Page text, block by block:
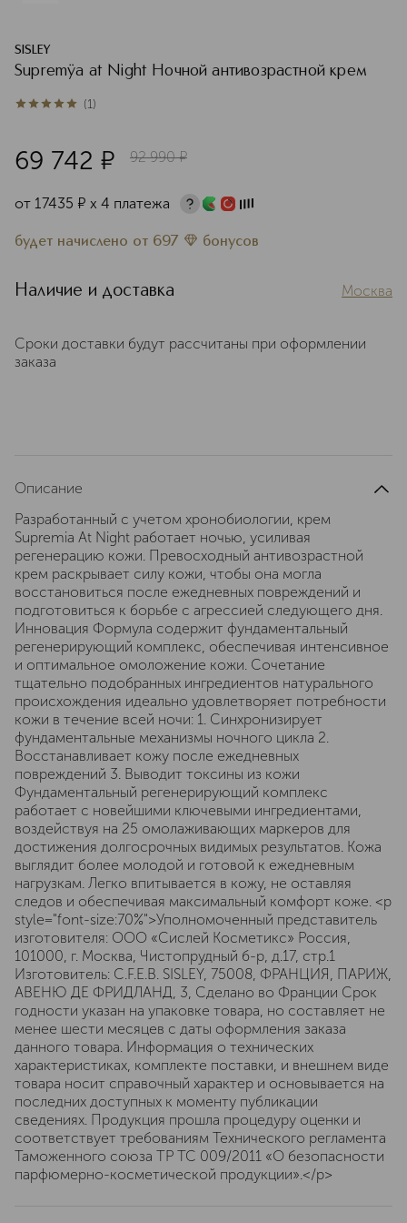
SISLEY
Supremÿa at Night Ночной антивозрастной крем
5из 51 (1)
69 742 ¤ 92 990 ¤
от 17435 ¤ х 4 платежа
будет начислено от 697 бонусов
Наличие и доставка Москва
Сроки доставки будут рассчитаны при оформлении
заказа
Описание
Разработанный с учетом хронобиологии, крем
Supremia At Night работает ночью, усиливая
регенерацию кожи. Превосходный антивозрастной
крем раскрывает силу кожи, чтобы она могла
восстановиться после ежедневных повреждений и
подготовиться к борьбе с агрессией следующего дня.
Инновация Формула содержит фундаментальный
регенерирующий комплекс, обеспечивая интенсивное
и оптимальное омоложение кожи. Сочетание
тщательно подобранных ингредиентов натурального
происхождения идеально удовлетворяет потребности
кожи в течение всей ночи: 1. Синхронизирует
фундаментальные механизмы ночного цикла 2.
Восстанавливает кожу после ежедневных
повреждений 3. Выводит токсины из кожи
Фундаментальный регенерирующий комплекс
работает с новейшими ключевыми ингредиентами,
воздействуя на 25 омолаживающих маркеров для
достижения долгосрочных видимых результатов. Кожа
выглядит более молодой и готовой к ежедневным
нагрузкам. Легко впитывается в кожу, не оставляя
следов и обеспечивая максимальный комфорт коже. <p
style="font-size:70%">Уполномоченный представитель
изготовителя: ООО «Сислей Косметикс» Россия,
101000, г. Москва, Чистопрудный б-р, д.17, cтр.1
Изготовитель: C.F.E.B. SISLEY, 75008, ФРАНЦИЯ, ПАРИЖ,
АВЕНЮ ДЕ ФРИДЛАНД, 3, Сделано во Франции Срок
годности указан на упаковке товара, но составляет не
менее шести месяцев с даты оформления заказа
данного товара. Информация о технических
характеристиках, комплекте поставки, и внешнем виде
товара носит справочный характер и основывается на
последних доступных к моменту публикации
сведениях. Продукция прошла процедуру оценки и
соответствует требованиям Технического регламента
Таможенного союза ТР ТС 009/2011 «О безопасности
парфюмерно-косметической продукции».</p>